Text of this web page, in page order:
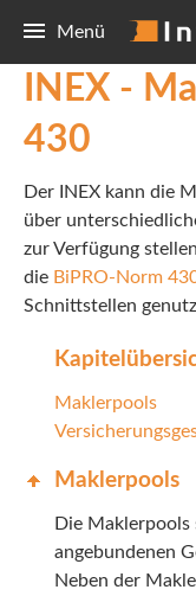
Menü
INEX
Basic
Smart
Plus
Premium
HUB
FAQ
Schnittstellen
Maklerpost
Portalzugänge
TAA
Unterstützte
Integration
Lieferservice
Lieferservice REST
Deep Link BiPRO
Deep Link REST
BiPRO
Was ist BiPRO
Norm 430
Norm 440
GDV
Was ist ein GDV-
Kontakt
Kontakt
INEX -
430
Der INEX kann die
über
zur Verfügung
die BiPRO-Norm
Schnittstellen
Maklerpools
Maklerpools
Die
angebundenen
Neben der